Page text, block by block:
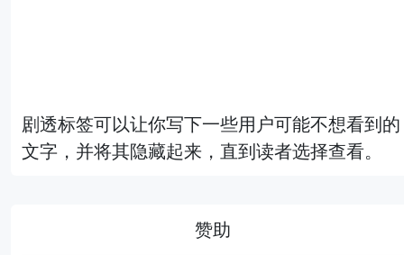
剧透标签可以让你写下一些用户可能不想看到的
文字，并将其隐藏起来，直到读者选择查看。
赞助